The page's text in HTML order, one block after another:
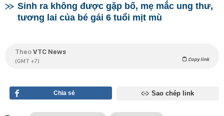
Sinh ra không được gặp bố, mẹ mắc ung thư,
tương lai của bé gái 6 tuổi mịt mù
TheoVTC News
(GMT +7) Copy link
Chia sẻ Sao chép link